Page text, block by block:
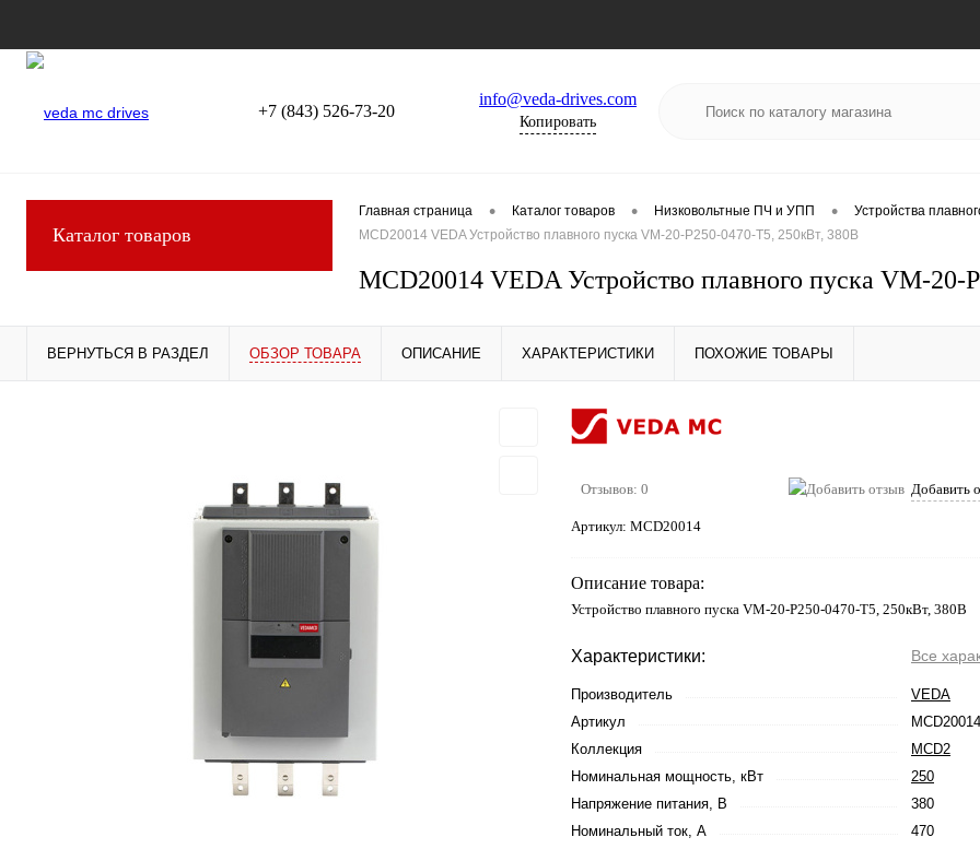
+7 (843) 526-73-20
info@veda-drives.com
Копировать
Каталог товаров
Главная страница • Каталог товаров • Низковольтные ПЧ и УПП •
Устройства
MCD20014 VEDA Устройство плавного пуска VM-20-P250-0470-T5, 250кВт, 380В
MCD20014 VEDA Устройство плавного пуска VM-20-
ВЕРНУТЬСЯ В РАЗДЕЛ ОБЗОР ТОВАРА ОПИСАНИЕ ХАРАКТЕРИСТИКИ ПОХОЖИЕ ТОВАРЫ
Отзывов: 0 Добавить
Артикул: MCD20014
Описание товара:
Устройство плавного пуска VM-20-P250-0470-T5, 250кВт, 380В
Характеристики: Все
Производитель
VEDA
Артикул
MCD20014
Коллекция
MCD2
Номинальная мощность, кВт
250
Напряжение питания, В
380
Номинальный ток, А
470